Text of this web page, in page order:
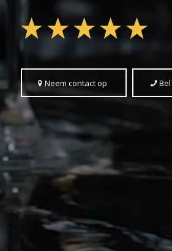
Neem contact op